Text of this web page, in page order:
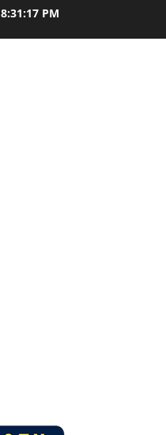
8:31:18 PM